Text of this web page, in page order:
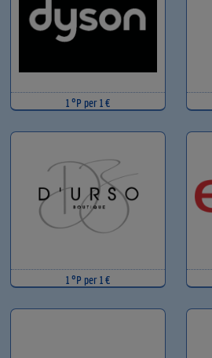
1 °P per 1 €
1 °P per 1 €